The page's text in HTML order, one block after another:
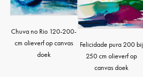
Chuva no Rio 120-200-
cm olieverf op canvas
doek
Felicidade pura 200 bij
250 cm olieverf op
canvas doek